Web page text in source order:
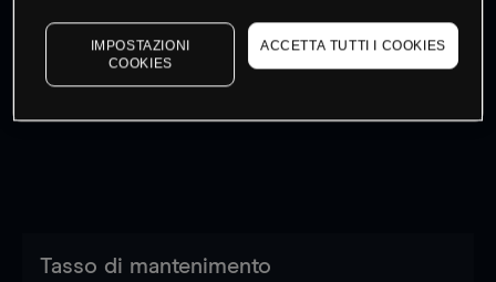
I prezzi sono solo indicativi. Accediper vedere gli ultimi
dati di mercato
to see latest market data
Tasso di mantenimento
IMPOSTAZIONI
COOKIES
ACCETTA TUTTI I COOKIES